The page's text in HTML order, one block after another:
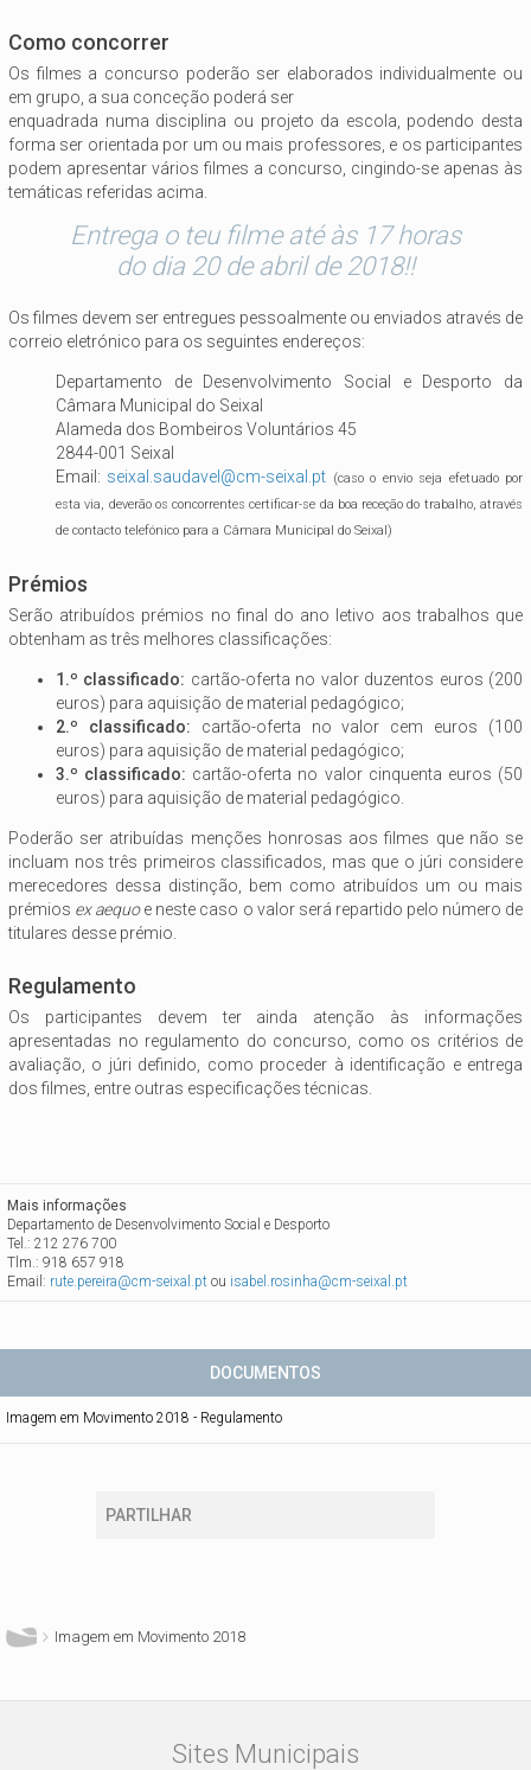
Como concorrer
Os filmes a concurso poderão ser elaborados individualmente ou
em grupo, a sua conceção poderá ser
enquadrada numa disciplina ou projeto da escola, podendo desta
forma ser orientada por um ou mais professores, e os participantes
podem apresentar vários filmes a concurso, cingindo-se apenas às
temáticas referidas acima.
Entrega o teu filme até às 17 horas
do dia 20 de abril de 2018!!
Os filmes devem ser entregues pessoalmente ou enviados através de
correio eletrónico para os seguintes endereços:
Departamento de Desenvolvimento Social e Desporto da
Câmara Municipal do Seixal
Alameda dos Bombeiros Voluntários 45
2844-001 Seixal
Email: seixal.saudavel@cm-seixal.pt (caso o envio seja efetuado por
esta via, deverão os concorrentes certificar-se da boa receção do trabalho, através
de contacto telefónico para a Câmara Municipal do Seixal)
Prémios
Serão atribuídos prémios no final do ano letivo aos trabalhos que
obtenham as três melhores classificações:
1.º classificado: cartão-oferta no valor duzentos euros (200
euros) para aquisição de material pedagógico;
2.º classificado: cartão-oferta no valor cem euros (100
euros) para aquisição de material pedagógico;
3.º classificado: cartão-oferta no valor cinquenta euros (50
euros) para aquisição de material pedagógico.
Poderão ser atribuídas menções honrosas aos filmes que não se
incluam nos três primeiros classificados, mas que o júri considere
merecedores dessa distinção, bem como atribuídos um ou mais
prémios ex aequoe neste caso o valor será repartido pelo número de
titulares desse prémio.
Regulamento
Os participantes devem ter ainda atenção às informações
apresentadas no regulamento do concurso, como os critérios de
avaliação, o júri definido, como proceder à identificação e entrega
dos filmes, entre outras especificações técnicas.
Mais informações
Departamento de Desenvolvimento Social e Desporto
Tel.: 212 276 700
Tlm.: 918 657 918
Email: rute.pereira@cm-seixal.pt ou isabel.rosinha@cm-seixal.pt
DOCUMENTOS
Imagem em Movimento 2018 - Regulamento
PARTILHAR
Imagem em Movimento 2018
Sites Municipais